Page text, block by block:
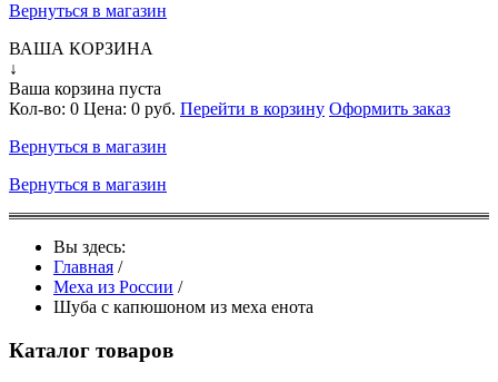
Вернуться в магазин
ВАША КОРЗИНА
↓
Ваша корзина пуста
Кол-во: 0 Цена: 0 руб. Перейти в корзину Оформить заказ
Вернуться в магазин
Вернуться в магазин
Вы здесь:
Главная /
Меха из России /
Шуба с капюшоном из меха енота
Каталог товаров